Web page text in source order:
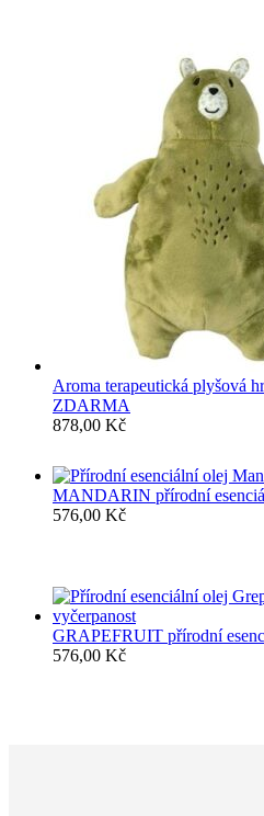
Aroma terapeutická plyšová
ZDARMA
878,00 Kč
MANDARIN přírodní
576,00 Kč
GRAPEFRUIT přírodní
576,00 Kč